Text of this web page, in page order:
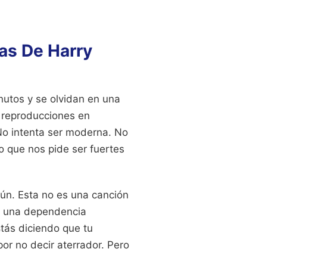
De Harry
y se olvidan en una
en
intenta ser moderna. No
que nos pide ser fuertes
Esta no es una canción
dependencia
diciendo que tu
no decir aterrador. Pero